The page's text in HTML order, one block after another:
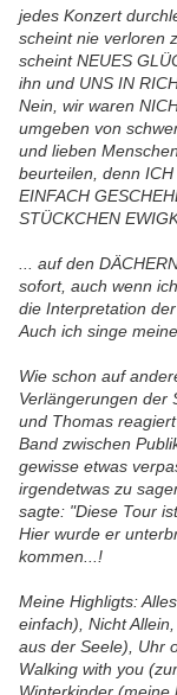
jedes Konzert
scheint nie verloren
scheint NEUES
ihn und UNS IN
Nein, wir waren
umgeben von
und lieben
beurteilen, denn ICH
EINFACH
STÜCKCHEN
... auf den
sofort, auch wenn
die Interpretation
Auch ich singe
Wie schon auf
Verlängerungen der
und Thomas
Band zwischen
gewisse etwas
irgendetwas zu
sagte: "Diese Tour
Hier wurde er
kommen...!
Meine Highligts:
einfach), Nicht
aus der Seele), Uhr
Walking with you